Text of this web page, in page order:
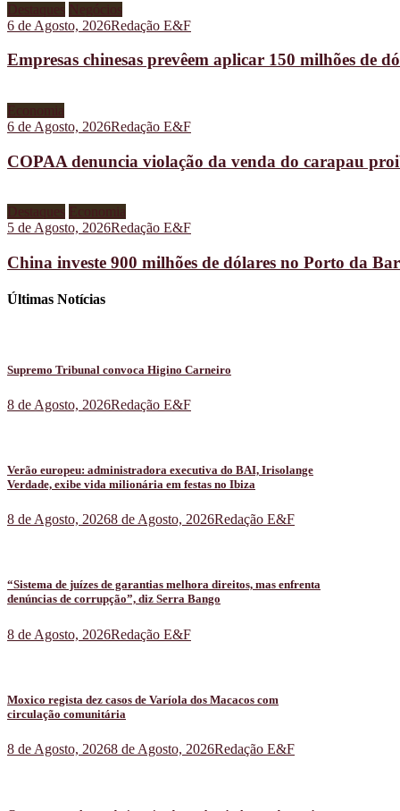
Destaques Negócios
6 de Agosto, 2026Redação E&F
Empresas chinesas prevêem aplicar 150 milhões de
Economia
6 de Agosto, 2026Redação E&F
COPAA denuncia violação da venda do carapau
Destaques Economia
5 de Agosto, 2026Redação E&F
China investe 900 milhões de dólares no Porto da
Últimas Notícias
Supremo Tribunal convoca Higino Carneiro
8 de Agosto, 2026Redação E&F
Verão europeu: administradora executiva do BAI, Irisolange
Verdade, exibe vida milionária em festas no Ibiza
8 de Agosto, 20268 de Agosto, 2026Redação E&F
“Sistema de juízes de garantias melhora direitos, mas enfrenta
denúncias de corrupção”, diz Serra Bango
8 de Agosto, 2026Redação E&F
Moxico regista dez casos de Varíola dos Macacos com
circulação comunitária
8 de Agosto, 20268 de Agosto, 2026Redação E&F